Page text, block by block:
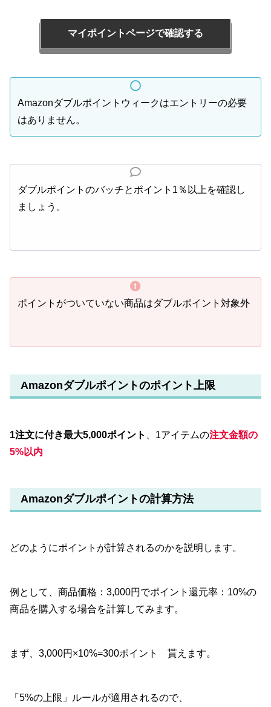
マイポイントページで確認する
Amazonダブルポイントウィークはエントリーの必要
はありません。
ダブルポイントのバッチとポイント1％以上を確認し
ましょう。
ポイントがついていない商品はダブルポイント対象外
Amazonダブルポイントのポイント上限
1注文に付き最大5,000ポイント 、1アイテムの注文金額の
5%以内
Amazonダブルポイントの計算方法
どのようにポイントが計算されるのかを説明します。
例として、商品価格：3,000円でポイント還元率：10%の
商品を購入する場合を計算してみます。
まず、3,000円×10%=300ポイント 貰えます。
「5%の上限」ルールが適用されるので、